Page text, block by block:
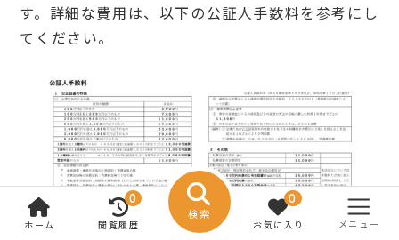
す。詳細な費用は、以下の公証人手数料を参考にし
てください。
ホーム
0
閲覧履歴
検索
0
お気に入り メニュー